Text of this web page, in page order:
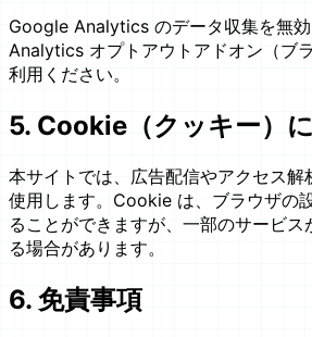
Google Analytics のデータ収集を無
Analytics オプトアウトアドオン（ブ
利用ください。
5. Cookie（クッキー）
本サイトでは、広告配信やアクセス
使用します。Cookie は、ブラウザの
ることができますが、一部のサービ
る場合があります。
6. 免責事項